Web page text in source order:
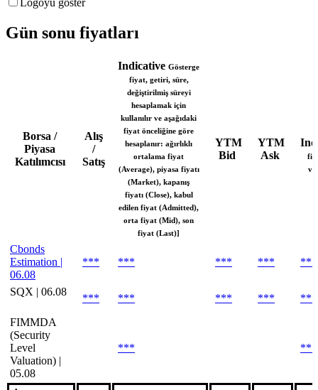
Logoyu göster
Gün sonu fiyatları
Borsa /
Piyasa
Katılımcısı
Alış
/
Satış
Indicative Gösterge
fiyat, getiri, süre,
değiştirilmiş süreyi
hesaplamak için
kullanılır ve aşağıdaki
fiyat önceliğine göre
hesaplanır: ağırlıklı
ortalama fiyat
(Average), piyasa fiyatı
(Market), kapanış
fiyatı (Close), kabul
edilen fiyat (Admitted),
orta fiyat (Mid), son
fiyat (Last)]
YTM
Bid
YTM
Ask
Cbonds
Estimation |
06.08
*** *** *** *** ***
SQX | 06.08
*** *** *** ***
***
FIMMDA
(Security
Level
Valuation) |
05.08
*** ***